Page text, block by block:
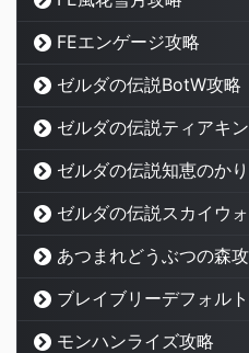
FEエンゲージ攻略
ゼルダの伝説BotW攻略
ゼルダの伝説ティアキ
ゼルダの伝説知恵のか
ゼルダの伝説スカイウ
あつまれどうぶつの森
ブレイブリーデフォル
モンハンライズ攻略